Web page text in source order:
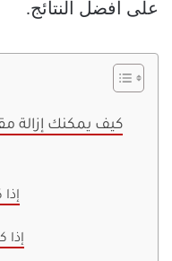
على أفضل النتائج.
كيف يمكنك إزالة
إذا